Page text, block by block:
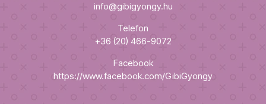
info@gibigyongy.hu
Telefon
+36 (20) 466-9072
Facebook
https://www.facebook.com/GibiGyongy